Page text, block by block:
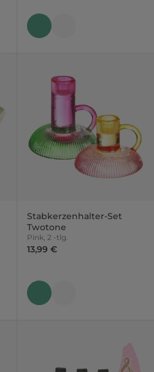
Stabkerzenhalter-Set
Twotone
Pink, 2 -tlg.
13,99 €